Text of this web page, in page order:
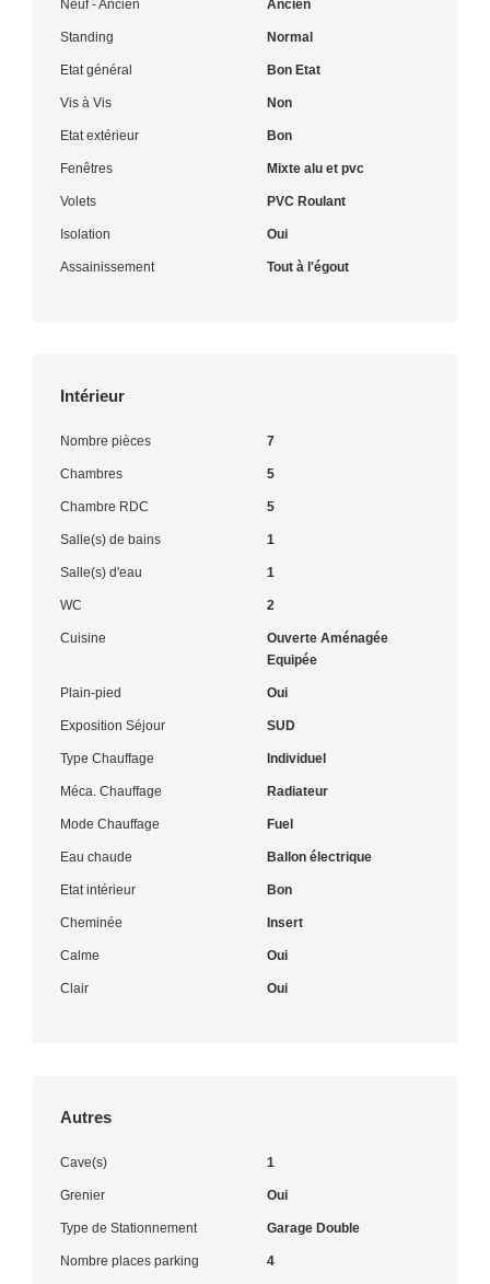
Neuf - Ancien Ancien
Standing Normal
Etat général Bon Etat
Vis à Vis Non
Etat extérieur Bon
Fenêtres Mixte alu et pvc
Volets PVC Roulant
Isolation Oui
Assainissement Tout à l'égout
Intérieur
Nombre pièces 7
Chambres 5
Chambre RDC 5
Salle(s) de bains 1
Salle(s) d'eau 1
WC 2
Cuisine
Ouverte Aménagée
Equipée
Plain-pied Oui
Exposition Séjour SUD
Type Chauffage Individuel
Méca. Chauffage Radiateur
Mode Chauffage Fuel
Eau chaude Ballon électrique
Etat intérieur Bon
Cheminée Insert
Calme Oui
Clair Oui
Autres
Cave(s) 1
Grenier Oui
Type de Stationnement Garage Double
Nombre places parking 4